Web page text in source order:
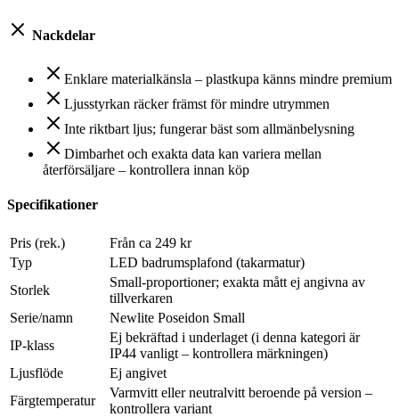
Nackdelar
Enklare materialkänsla – plastkupa känns mindre premium
Ljusstyrkan räcker främst för mindre utrymmen
Inte riktbart ljus; fungerar bäst som allmänbelysning
Dimbarhet och exakta data kan variera mellan
återförsäljare – kontrollera innan köp
Specifikationer
Pris (rek.)
Från ca 249 kr
Typ
LED badrumsplafond (takarmatur)
Storlek
Small-proportioner; exakta mått ej angivna av
tillverkaren
Serie/namn
Newlite Poseidon Small
IP-klass
Ej bekräftad i underlaget (i denna kategori är
IP44 vanligt – kontrollera märkningen)
Ljusflöde
Ej angivet
Färgtemperatur
Varmvitt eller neutralvitt beroende på version –
kontrollera variant